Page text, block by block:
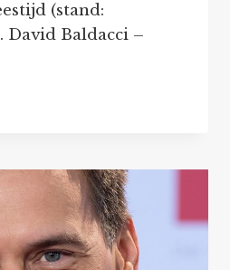
(stand:
David Baldacci –